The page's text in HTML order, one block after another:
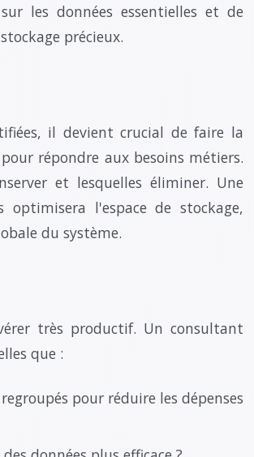
les données essentielles et de
précieux.
il devient crucial de faire la
répondre aux besoins métiers.
et lesquelles éliminer. Une
optimisera l'espace de stockage,
du système.
très productif. Un consultant
que :
pour réduire les dépenses